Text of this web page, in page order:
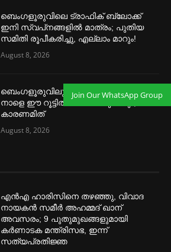
ബെംഗളൂരുവിലെ ട്രാഫിക് ബ്ലോക്ക്
ഇനി സ്വപ്‌നങ്ങളില്‍ മാത്രം; പുതിയ
സമിതി രൂപീകരിച്ചു, എല്ലാം മാറും!
August 8, 2026
ബെംഗളൂരുവിലുള്ളവരുടെ ശ്രദ്ധയ്ക്ക്…
നാളെ ഈ റൂട്ടില്‍ മെട്രോ മുടങ്ങും;
കാരണമിത്
August 8, 2026
എൻഎ ഹാരിസിനെ തഴ‌‍ഞ്ഞു, വിവാദ
നായകൻ സമീര്‍ അഹമ്മദ് ഖാന്
അവസരം; 9 പുതുമുഖങ്ങളുമായി
കര്‍ണാടക മന്ത്രിസഭ, ഇന്ന്
സത്യപ്രതിജ്ഞ
Join Our WhatsApp Group